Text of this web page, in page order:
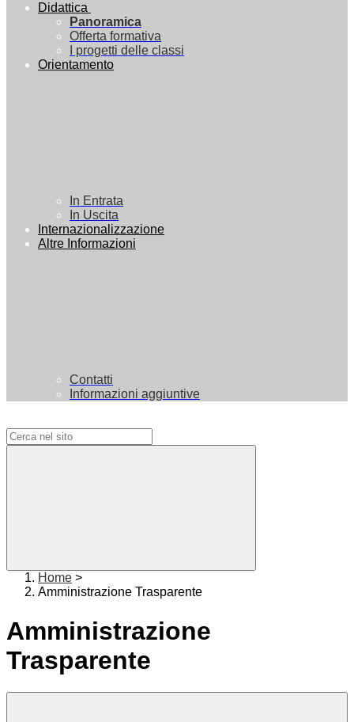
Didattica
Panoramica
Offerta formativa
I progetti delle classi
Orientamento
In Entrata
In Uscita
Internazionalizzazione
Altre Informazioni
Contatti
Informazioni aggiuntive
Home >
Amministrazione Trasparente
Amministrazione
Trasparente